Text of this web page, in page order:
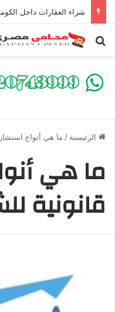
بحث عن
الرئيسية / ما هي أنواع
ما هي
قانونية